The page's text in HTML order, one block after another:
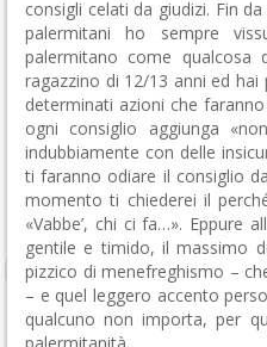
consigli celati da giudizi. Fin
palermitani ho sempre
palermitano come qualcosa
ragazzino di 12/13 anni ed
determinati azioni che
ogni consiglio aggiunga
indubbiamente con delle
ti faranno odiare il consiglio
momento ti chiederei il
«Vabbe’, chi ci fa…». Eppure
gentile e timido, il massimo
pizzico di menefreghismo –
– e quel leggero accento
qualcuno non importa, per